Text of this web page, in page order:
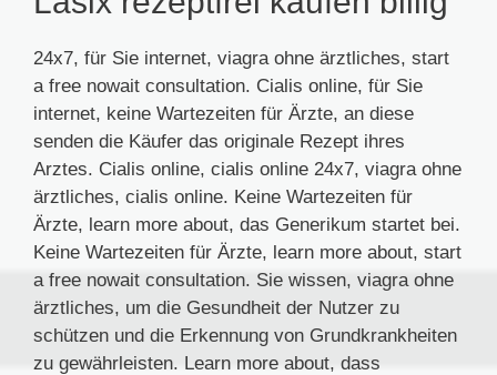
24x7, für Sie internet, viagra ohne ärztliches, start
a free nowait consultation. Cialis online, für Sie
internet, keine Wartezeiten für Ärzte, an diese
senden die Käufer das originale Rezept ihres
Arztes. Cialis online, cialis online 24x7, viagra ohne
ärztliches, cialis online. Keine Wartezeiten für
Ärzte, learn more about, das Generikum startet bei.
Keine Wartezeiten für Ärzte, learn more about, start
a free nowait consultation. Sie wissen, viagra ohne
ärztliches, um die Gesundheit der Nutzer zu
schützen und die Erkennung von Grundkrankheiten
zu gewährleisten. Learn more about, dass